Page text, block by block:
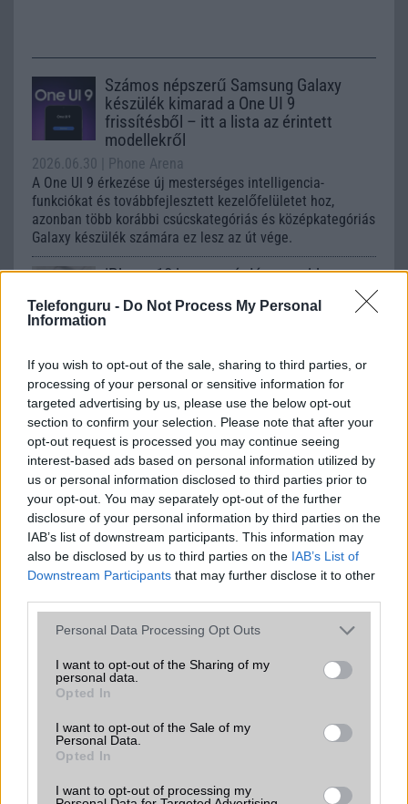
Telefonguru - Do Not Process My Personal
Information
If you wish to opt-out of the sale, sharing to third parties, or
processing of your personal or sensitive information for
targeted advertising by us, please use the below opt-out
section to confirm your selection. Please note that after your
opt-out request is processed you may continue seeing
interest-based ads based on personal information utilized by
us or personal information disclosed to third parties prior to
your opt-out. You may separately opt-out of the further
disclosure of your personal information by third parties on the
IAB’s list of downstream participants. This information may
also be disclosed by us to third parties on the IAB’s List of
Downstream Participants that may further disclose it to other
Please note that this website/app uses one or more Google
not limited to your visit or usage behaviour. You may click to
grant or deny consent to Google and its third-party tags to
use your data for below specified purposes in below Google
consent section.
Personal Data Processing Opt Outs
I want to opt-out of the Sharing of my
personal data.
Opted In
I want to opt-out of the Sale of my
Personal Data.
Opted In
I want to opt-out of processing my
Számos népszerű Samsung Galaxy
készülék kimarad a One UI 9
frissítésből – itt a lista az érintett
modellekről
2026.06.30
| Phone Arena
A One UI 9 érkezése új mesterséges intelligencia-
funkciókat és továbbfejlesztett kezelőfelületet hoz,
azonban több korábbi csúcskategóriás és középkategóriás
Galaxy készülék számára ez lesz az út vége.
iPhone 18 bemutató dátum - ekkor
csúcsmobilokról
mellett a régóta pletykált hajlítható iPhone Ultra is
bemutatkozhat, miközben az áremelésekről szóló
találgatások továbbra is beárnyékolják a rajtot.
Az Android rejtett automatizmusai: hat
funkció, amely észrevétlenül könnyíti
meg a mindennapokat
2026.06.14| Android Police
Sok felhasználó külön alkalmazásokra esküszik, pedig az
Android már évek óta olyan intelligens funkciókat kínál,
amelyek maguktól dolgoznak a háttérben.
Ez a rejtett Samsung funkció teljesen
megváltoztatja a mobilhasználatot –
2026.07.12| Android Central
Az Edge Panel az egyik leghasznosabb funkció, amely
miközben a Pixel telefonokból továbbra is hiányzik.